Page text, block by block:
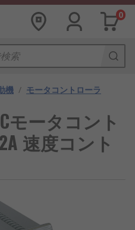
0
機 / モータコントローラ
モータコント
速度コント